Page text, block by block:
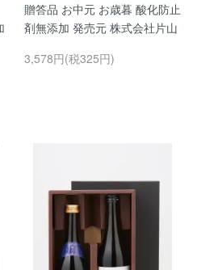
贈答品 お中元 お歳暮 酸化防止
剤無添加 発売元 株式会社片山
3,578円(税325円)